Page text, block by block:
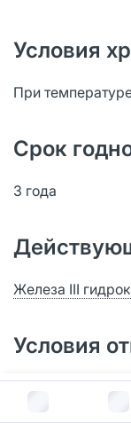
Условия
При
Срок
3 года
Железа ІІІ
Условия
По рецепту